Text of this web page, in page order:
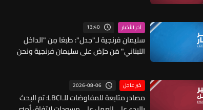
آخر الأخبار 13:40
سليمان فرنجية لـ"جدل": طبعًا مِن "الداخل
اللبناني" مَن حرّض على سليمان فرنجية ونحن
خبر عاجل 2026-08-06
مصادر متابعة للمفاوضات للـLBCI: تم البحث